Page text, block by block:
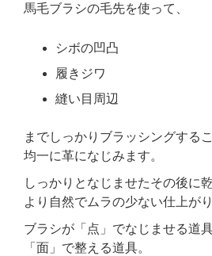
馬毛ブラシの毛先を使って、
シボの凹凸
履きジワ
縫い目周辺
までしっかりブラッシングする
均一に革になじみます。
しっかりとなじませたその後に
より自然でムラの少ない仕上が
ブラシが「点」でなじませる道
「面」で整える道具。